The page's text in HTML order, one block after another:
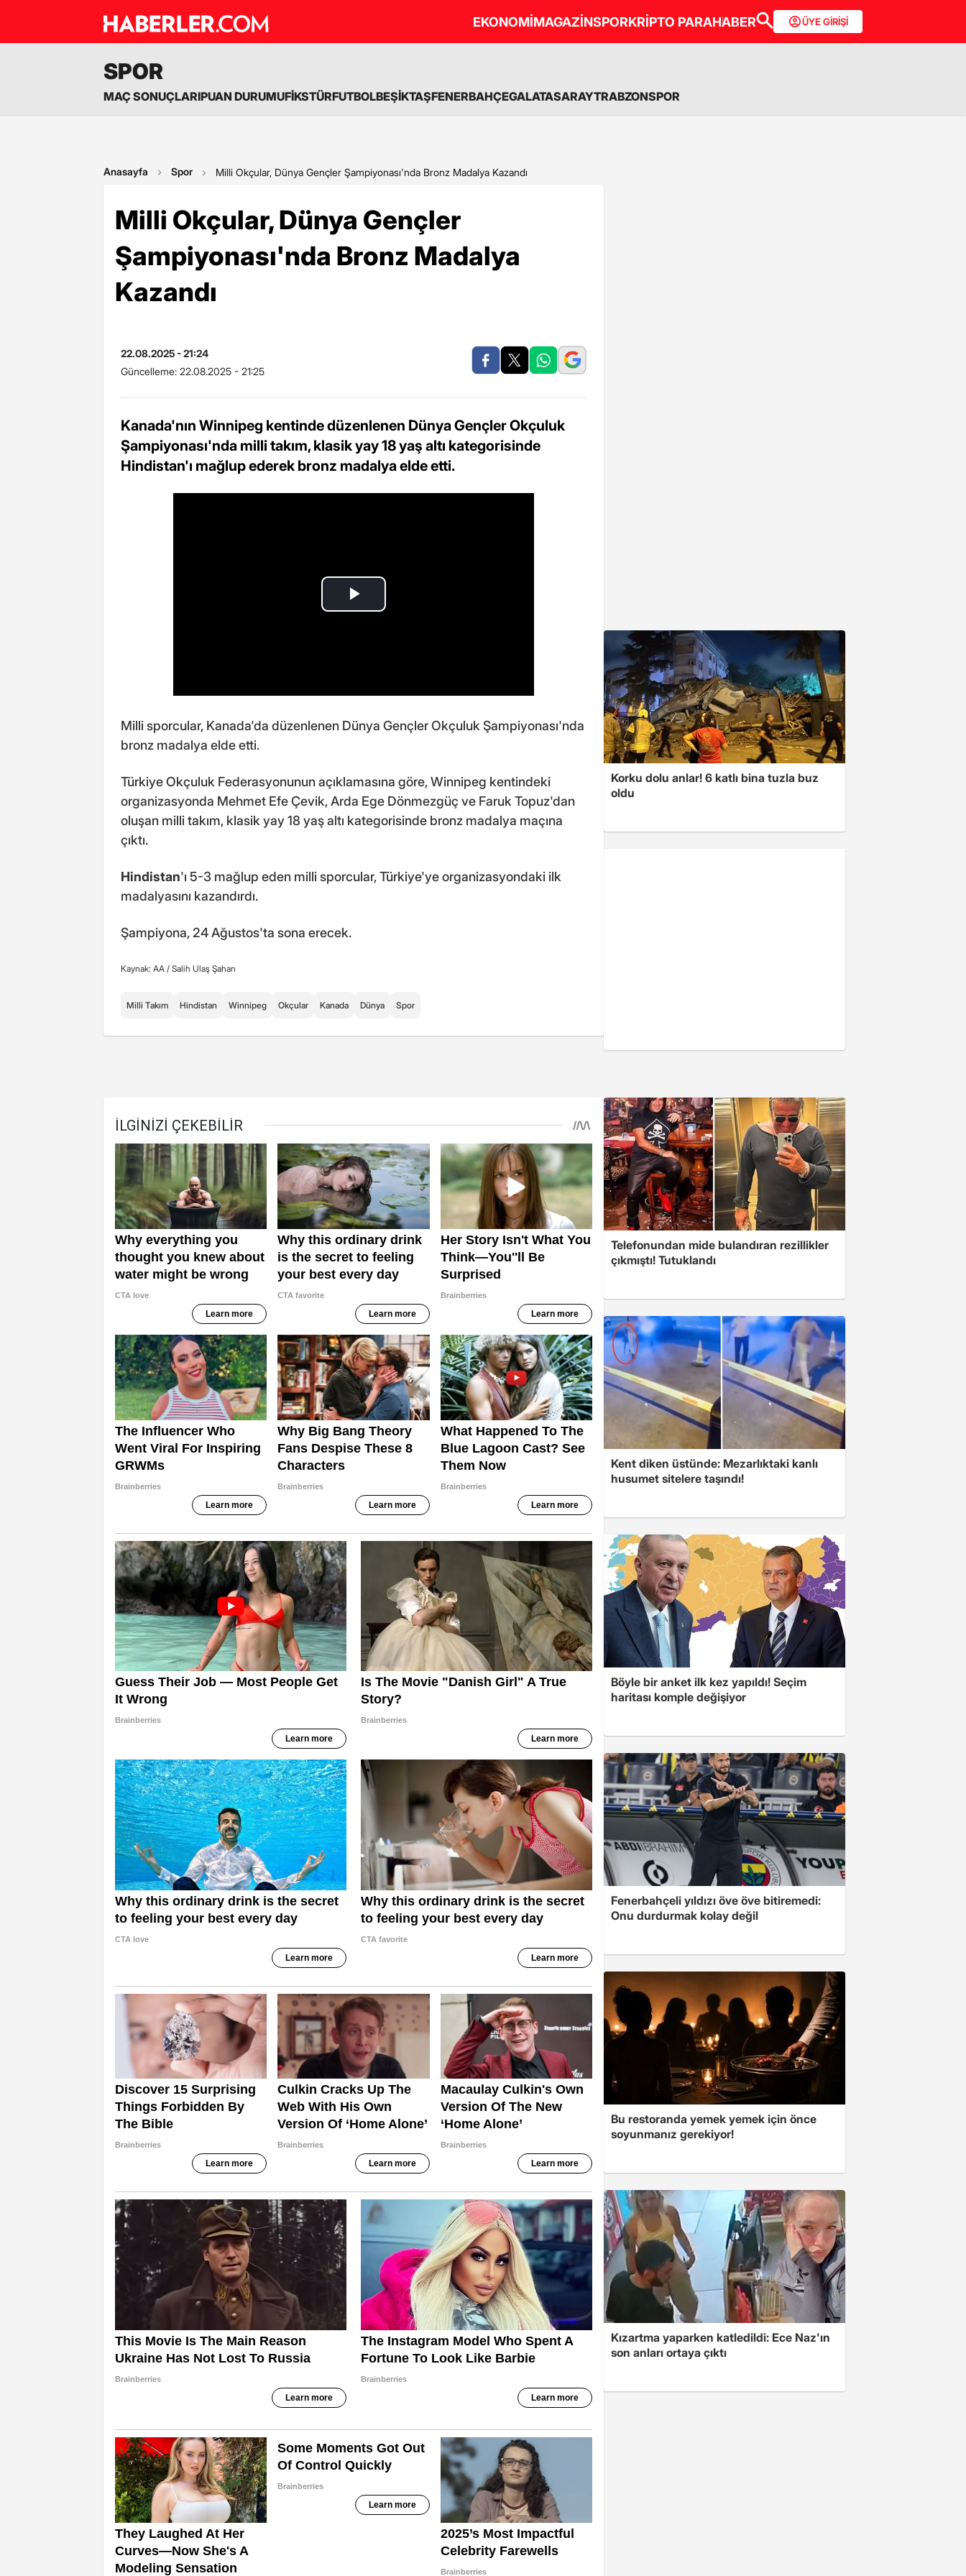
EKONOMİMAGAZİNSPORKRİPTO PARAHABER ÜYE GİRİŞİ
SPOR
MAÇ SONUÇLARIPUAN DURUMUFİKSTÜRFUTBOLBEŞİKTAŞFENERBAHÇEGALATASARAYTRABZONSPOR
Anasayfa Spor Milli Okçular, Dünya Gençler Şampiyonası'nda Bronz Madalya Kazandı
Milli Okçular, Dünya Gençler
Şampiyonası'nda Bronz Madalya
Kazandı
22.08.2025 - 21:24
Güncelleme: 22.08.2025 - 21:25
Kanada'nın Winnipeg kentinde düzenlenen Dünya Gençler Okçuluk
Şampiyonası'nda milli takım, klasik yay 18 yaş altı kategorisinde
Hindistan'ı mağlup ederek bronz madalya elde etti.
Milli sporcular, Kanada'da düzenlenen Dünya Gençler Okçuluk Şampiyonası'nda
bronz madalya elde etti.
Türkiye Okçuluk Federasyonunun açıklamasına göre, Winnipeg kentindeki
organizasyonda Mehmet Efe Çevik, Arda Ege Dönmezgüç ve Faruk Topuz'dan
oluşan milli takım, klasik yay 18 yaş altı kategorisinde bronz madalya maçına
çıktı.
Hindistan'ı 5-3 mağlup eden milli sporcular, Türkiye'ye organizasyondaki ilk
madalyasını kazandırdı.
Şampiyona, 24 Ağustos'ta sona erecek.
Kaynak: AA / Salih Ulaş Şahan
Milli Takım Hindistan Winnipeg Okçular Kanada Dünya Spor
Korku dolu anlar! 6 katlı bina tuzla buz
oldu
Telefonundan mide bulandıran rezillikler
çıkmıştı! Tutuklandı
Kent diken üstünde: Mezarlıktaki kanlı
husumet sitelere taşındı!
Böyle bir anket ilk kez yapıldı! Seçim
haritası komple değişiyor
Fenerbahçeli yıldızı öve öve bitiremedi:
Onu durdurmak kolay değil
Bu restoranda yemek yemek için önce
soyunmanız gerekiyor!
Kızartma yaparken katledildi: Ece Naz'ın
son anları ortaya çıktı